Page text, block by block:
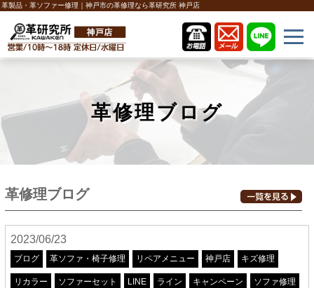
革製品・革ソファー修理｜神戸市の革修理なら革研究所 神戸店
革修理ブログ
革修理ブログ
2023/06/23
ブログ 革ソファ・椅子修理 リペアメニュー 神戸店 キズ修理
リカラー ソファーセット LINE ライン キャンペーン ソファ修理